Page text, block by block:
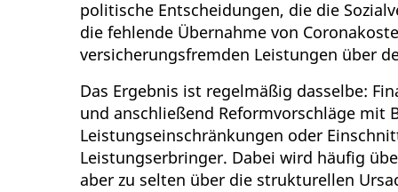
politische Entscheidungen, die die
die fehlende Übernahme von
versicherungsfremden Leistungen über
Das Ergebnis ist regelmäßig dasselbe:
und anschließend Reformvorschläge mit
Leistungseinschränkungen oder
Leistungserbringer. Dabei wird häufig
aber zu selten über die strukturellen